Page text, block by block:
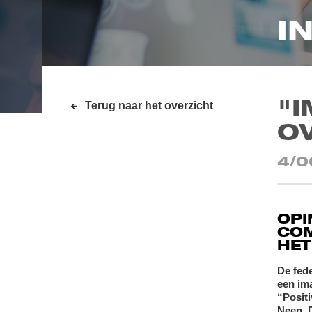
Terug naar het overzicht
4/
De
een